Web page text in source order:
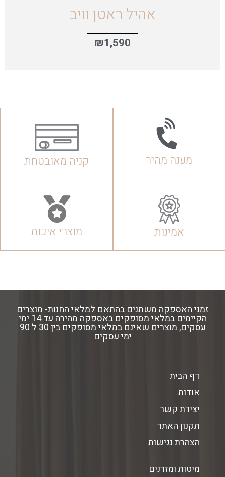
אהיל ראטן וויב
₪1,590
מענה מהיר קניה מאובטחת
אמינות מוצרי איכות
זמני האספקה משתנים בהתאם למלאי החנות- מוצרים
הקיימים במלאי מסופקים באספקה מהירה עד 14 ימי
עסקים, מוצרים שאינם במלאי מסופקים בין 30 ל 90
ימי עסקים
דף הבית
אודות
יצירת קשר
תקנון האתר
הצהרת נגישות
מיטות ומזרנים